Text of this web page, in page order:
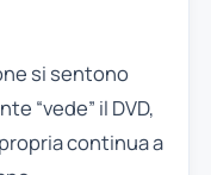
si sentono
“vede” il DVD,
continua a